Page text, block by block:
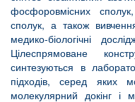
фосфоровмісних
сполук, а також вивчення
медико-біологічні
Цілеспрямоване
синтезуються в
підходів, серед яких
молекулярний докінг і